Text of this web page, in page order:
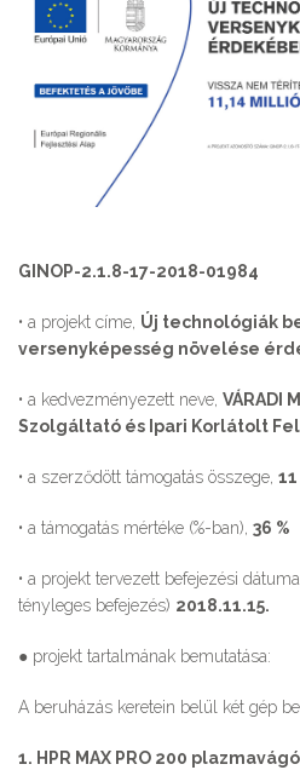
GINOP-2.1.8-17-2018-01984
• a projekt címe, Új technológiák
versenyképesség növelése
• a kedvezményezett neve, VÁRADI
Szolgáltató és Ipari Korlátolt
• a szerződött támogatás összege,
• a támogatás mértéke (%-ban), 36 %
• a projekt tervezett befejezési
tényleges befejezés) 2018.11.15.
● projekt tartalmának bemutatása:
A beruházás keretein belül két gép
1. HPR MAX PRO 200